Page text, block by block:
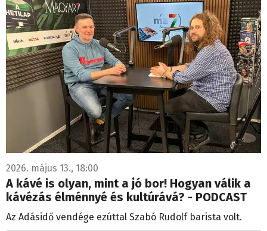
2026. május 13., 18:00
A kávé is olyan, mint a jó bor! Hogyan válik a
kávézás élménnyé és kultúrává? - PODCAST
Az Adásidő vendége ezúttal Szabó Rudolf barista volt.